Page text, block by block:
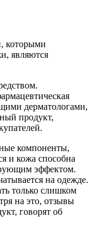
которыми
являются
дерматологами,
продукт,
компоненты,
и кожа способна
эффектом.
на одежде.
только слишком
на это, отзывы
говорят об